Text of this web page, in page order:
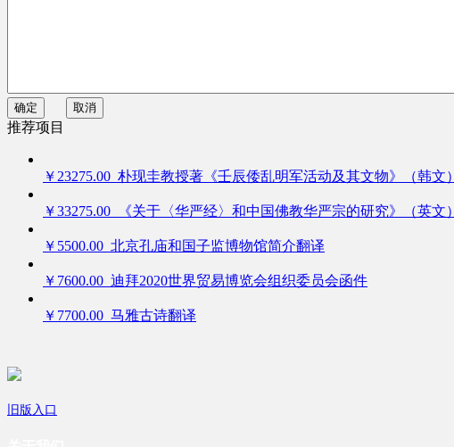
确定 取消
推荐项目
￥23275.00 朴现圭教授著《壬辰倭乱明军活动及其文物》（韩文）
￥33275.00 《关于〈华严经〉和中国佛教华严宗的研究》（英文）
￥5500.00 北京孔庙和国子监博物馆简介翻译
￥7600.00 迪拜2020世界贸易博览会组织委员会函件
￥7700.00 马雅古诗翻译
旧版入口